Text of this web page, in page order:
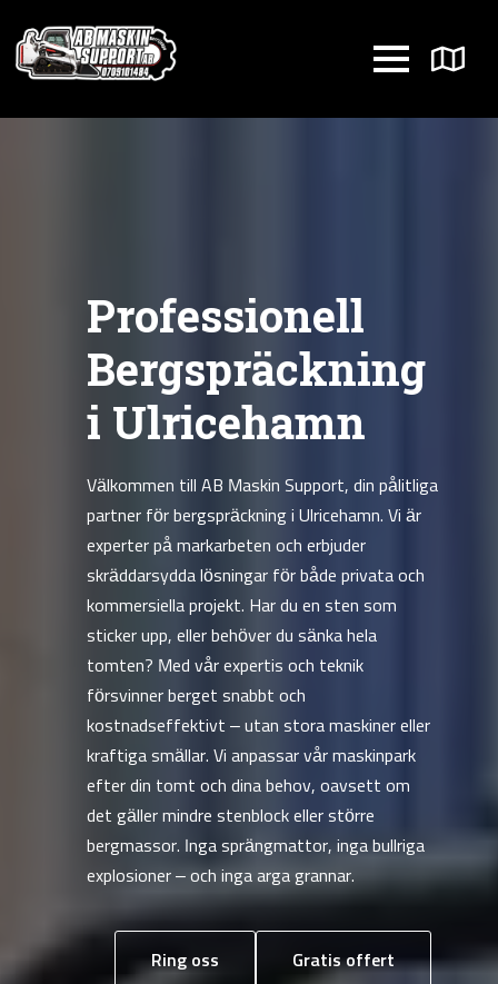
Professionell
Bergspräckning
i Ulricehamn
Välkommen till AB Maskin Support, din pålitliga
partner för bergspräckning i Ulricehamn. Vi är
experter på markarbeten och erbjuder
skräddarsydda lösningar för både privata och
kommersiella projekt. Har du en sten som
sticker upp, eller behöver du sänka hela
tomten? Med vår expertis och teknik
försvinner berget snabbt och
kostnadseffektivt – utan stora maskiner eller
kraftiga smällar. Vi anpassar vår maskinpark
efter din tomt och dina behov, oavsett om
det gäller mindre stenblock eller större
bergmassor. Inga sprängmattor, inga bullriga
explosioner – och inga arga grannar.
Ring oss Gratis offert